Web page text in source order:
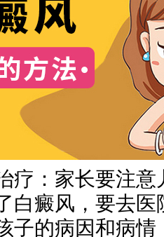
：家长要注意
白癜风，要去医
子的病因和病